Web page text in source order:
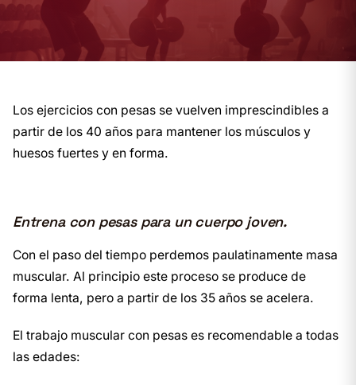
Los ejercicios con pesas se vuelven imprescindibles a
partir de los 40 años para mantener los músculos y
huesos fuertes y en forma.
Entrena con pesas para un cuerpo joven.
Con el paso del tiempo perdemos paulatinamente masa
muscular. Al principio este proceso se produce de
forma lenta, pero a partir de los 35 años se acelera.
El trabajo muscular con pesas es recomendable a todas
las edades: